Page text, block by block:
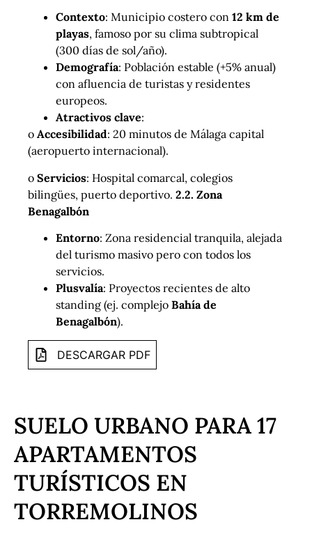
Contexto: Municipio costero con 12 km de
playas, famoso por su clima subtropical
(300 días de sol/año).
Demografía: Población estable (+5% anual)
con afluencia de turistas y residentes
europeos.
Atractivos clave:
o Accesibilidad: 20 minutos de Málaga capital
(aeropuerto internacional).
o Servicios: Hospital comarcal, colegios
bilingües, puerto deportivo. 2.2. Zona
Benagalbón
Entorno: Zona residencial tranquila, alejada
del turismo masivo pero con todos los
servicios.
Plusvalía: Proyectos recientes de alto
standing (ej. complejo Bahía de
Benagalbón).
DESCARGAR PDF
SUELO URBANO PARA 17
APARTAMENTOS
TURÍSTICOS EN
TORREMOLINOS